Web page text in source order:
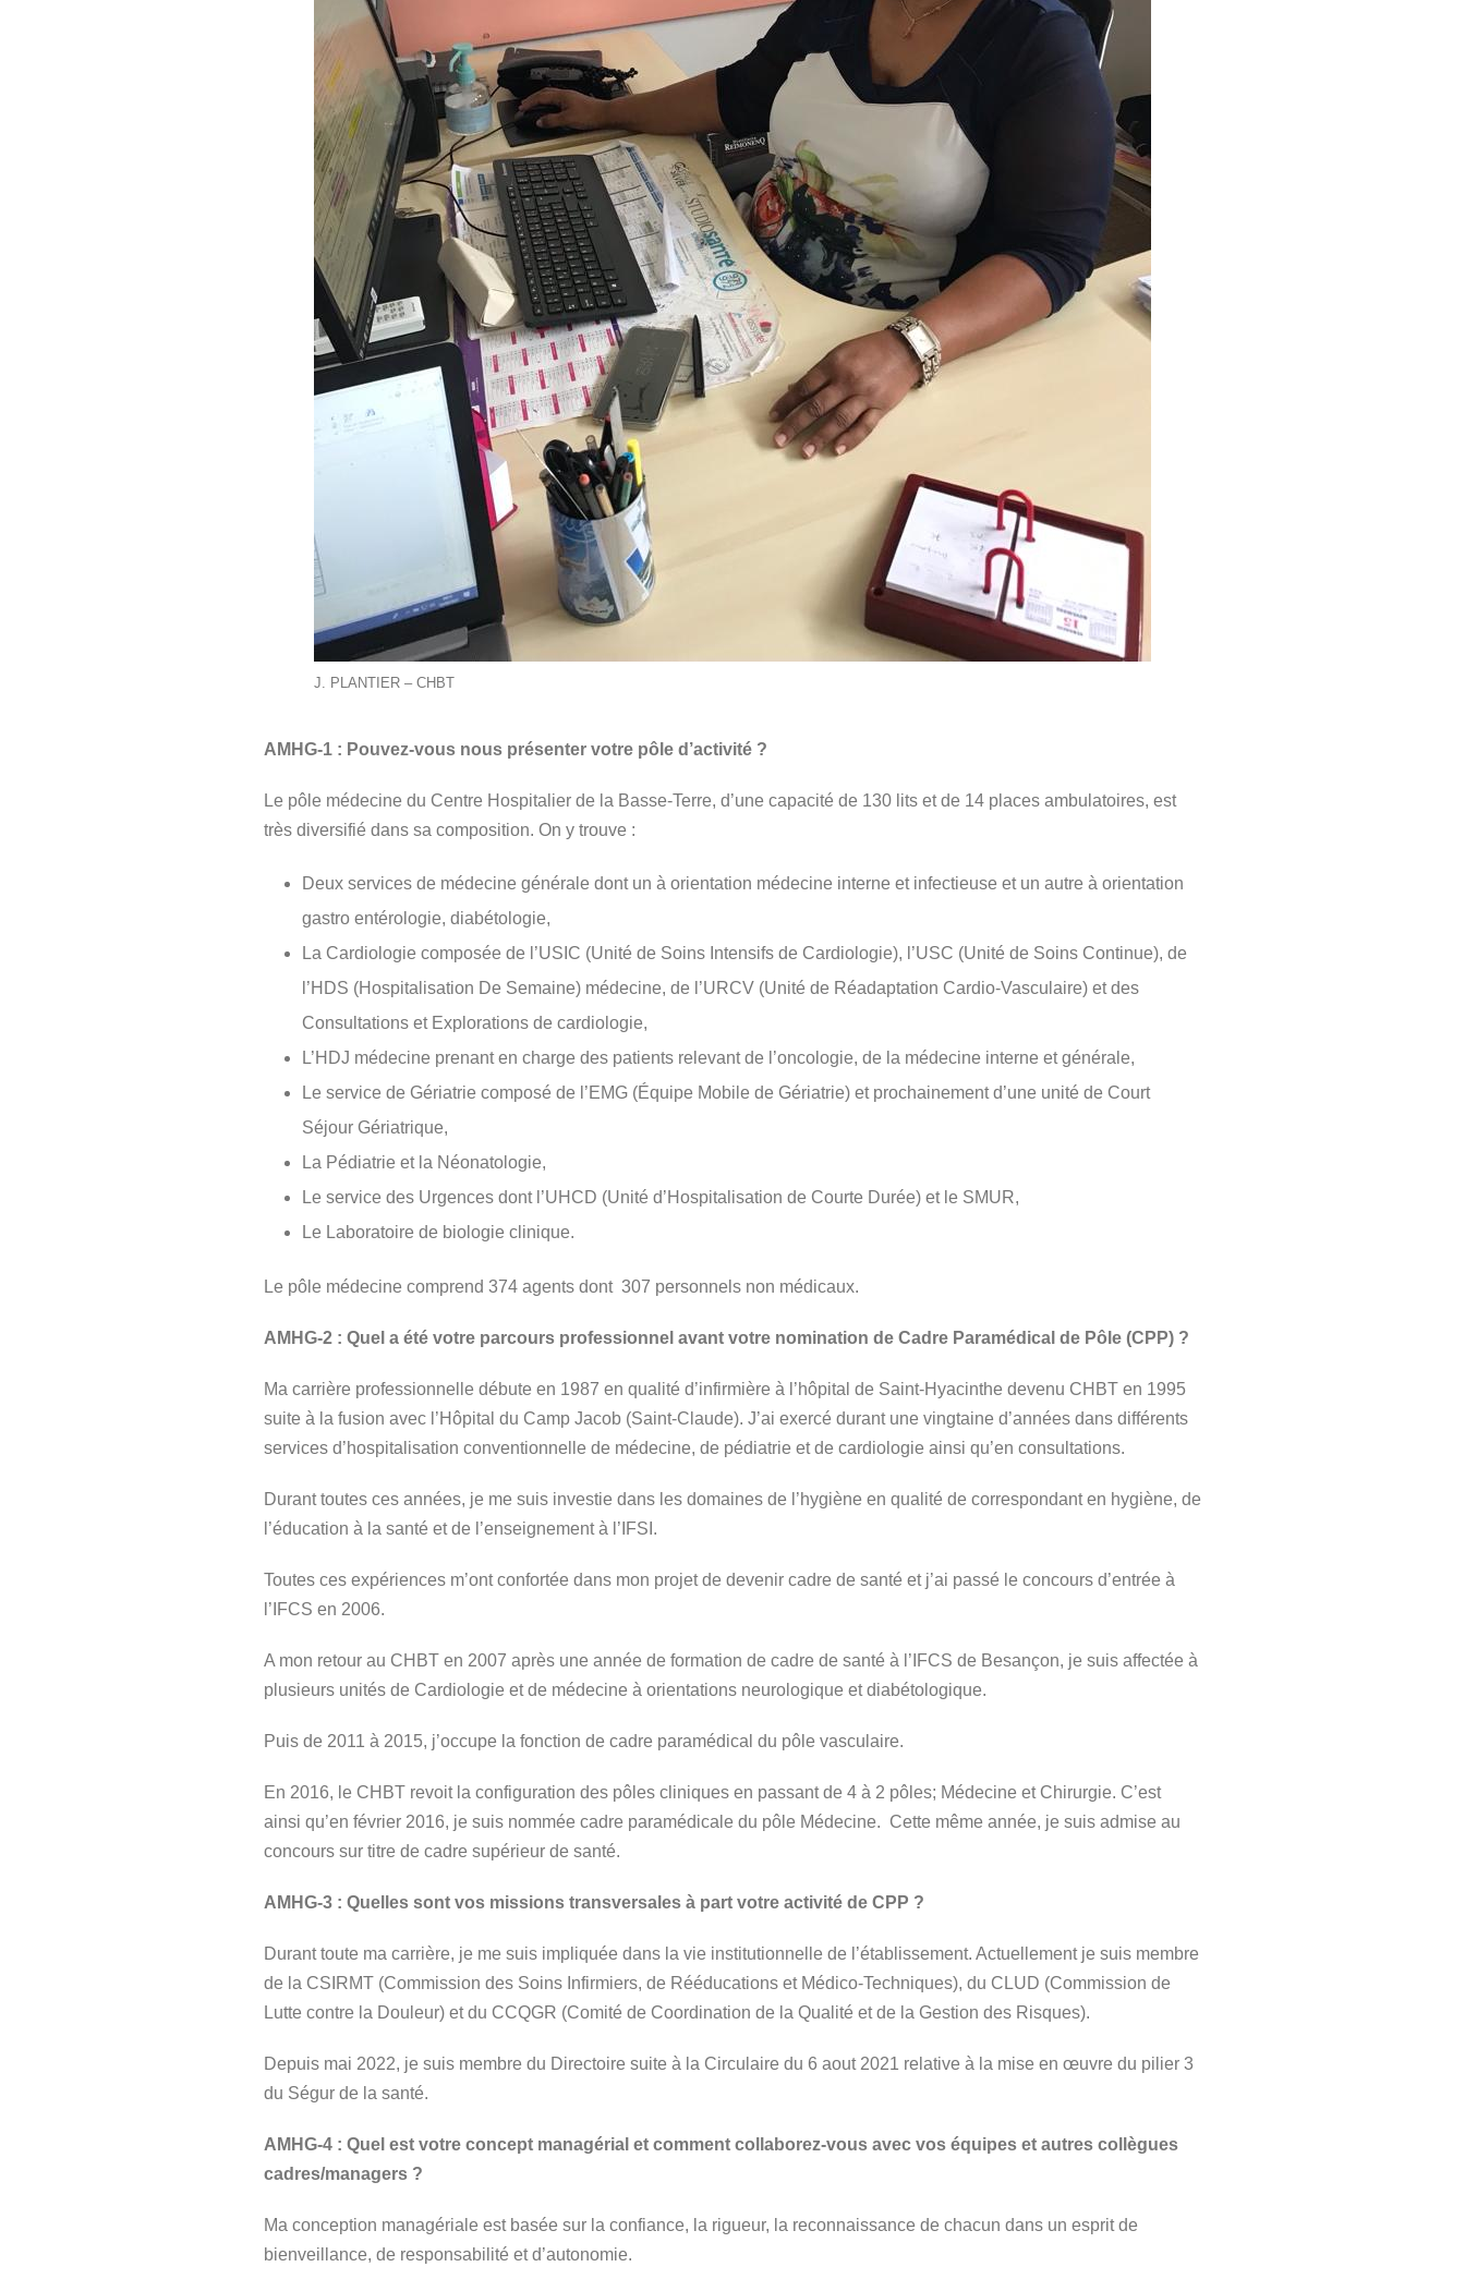
J. PLANTIER – CHBT
AMHG-1 : Pouvez-vous nous présenter votre pôle d’activité ?
Le pôle médecine du Centre Hospitalier de la Basse-Terre, d’une capacité de 130 lits et de 14 places ambulatoires, est
très diversifié dans sa composition. On y trouve :
Deux services de médecine générale dont un à orientation médecine interne et infectieuse et un autre à orientation
gastro entérologie, diabétologie,
La Cardiologie composée de l’USIC (Unité de Soins Intensifs de Cardiologie), l’USC (Unité de Soins Continue), de
l’HDS (Hospitalisation De Semaine) médecine, de l’URCV (Unité de Réadaptation Cardio-Vasculaire) et des
Consultations et Explorations de cardiologie,
L’HDJ médecine prenant en charge des patients relevant de l’oncologie, de la médecine interne et générale,
Le service de Gériatrie composé de l’EMG (Équipe Mobile de Gériatrie) et prochainement d’une unité de Court
Séjour Gériatrique,
La Pédiatrie et la Néonatologie,
Le service des Urgences dont l’UHCD (Unité d’Hospitalisation de Courte Durée) et le SMUR,
Le Laboratoire de biologie clinique.
Le pôle médecine comprend 374 agents dont 307 personnels non médicaux.
AMHG-2 : Quel a été votre parcours professionnel avant votre nomination de Cadre Paramédical de Pôle (CPP) ?
Ma carrière professionnelle débute en 1987 en qualité d’infirmière à l’hôpital de Saint-Hyacinthe devenu CHBT en 1995
suite à la fusion avec l’Hôpital du Camp Jacob (Saint-Claude). J’ai exercé durant une vingtaine d’années dans différents
services d’hospitalisation conventionnelle de médecine, de pédiatrie et de cardiologie ainsi qu’en consultations.
Durant toutes ces années, je me suis investie dans les domaines de l’hygiène en qualité de correspondant en hygiène, de
l’éducation à la santé et de l’enseignement à l’IFSI.
Toutes ces expériences m’ont confortée dans mon projet de devenir cadre de santé et j’ai passé le concours d’entrée à
l’IFCS en 2006.
A mon retour au CHBT en 2007 après une année de formation de cadre de santé à l’IFCS de Besançon, je suis affectée à
plusieurs unités de Cardiologie et de médecine à orientations neurologique et diabétologique.
Puis de 2011 à 2015, j’occupe la fonction de cadre paramédical du pôle vasculaire.
En 2016, le CHBT revoit la configuration des pôles cliniques en passant de 4 à 2 pôles; Médecine et Chirurgie. C’est
ainsi qu’en février 2016, je suis nommée cadre paramédicale du pôle Médecine. Cette même année, je suis admise au
concours sur titre de cadre supérieur de santé.
AMHG-3 : Quelles sont vos missions transversales à part votre activité de CPP ?
Durant toute ma carrière, je me suis impliquée dans la vie institutionnelle de l’établissement. Actuellement je suis membre
de la CSIRMT (Commission des Soins Infirmiers, de Rééducations et Médico-Techniques), du CLUD (Commission de
Lutte contre la Douleur) et du CCQGR (Comité de Coordination de la Qualité et de la Gestion des Risques).
Depuis mai 2022, je suis membre du Directoire suite à la Circulaire du 6 aout 2021 relative à la mise en œuvre du pilier 3
du Ségur de la santé.
AMHG-4 : Quel est votre concept managérial et comment collaborez-vous avec vos équipes et autres collègues
cadres/managers ?
Ma conception managériale est basée sur la confiance, la rigueur, la reconnaissance de chacun dans un esprit de
bienveillance, de responsabilité et d’autonomie.